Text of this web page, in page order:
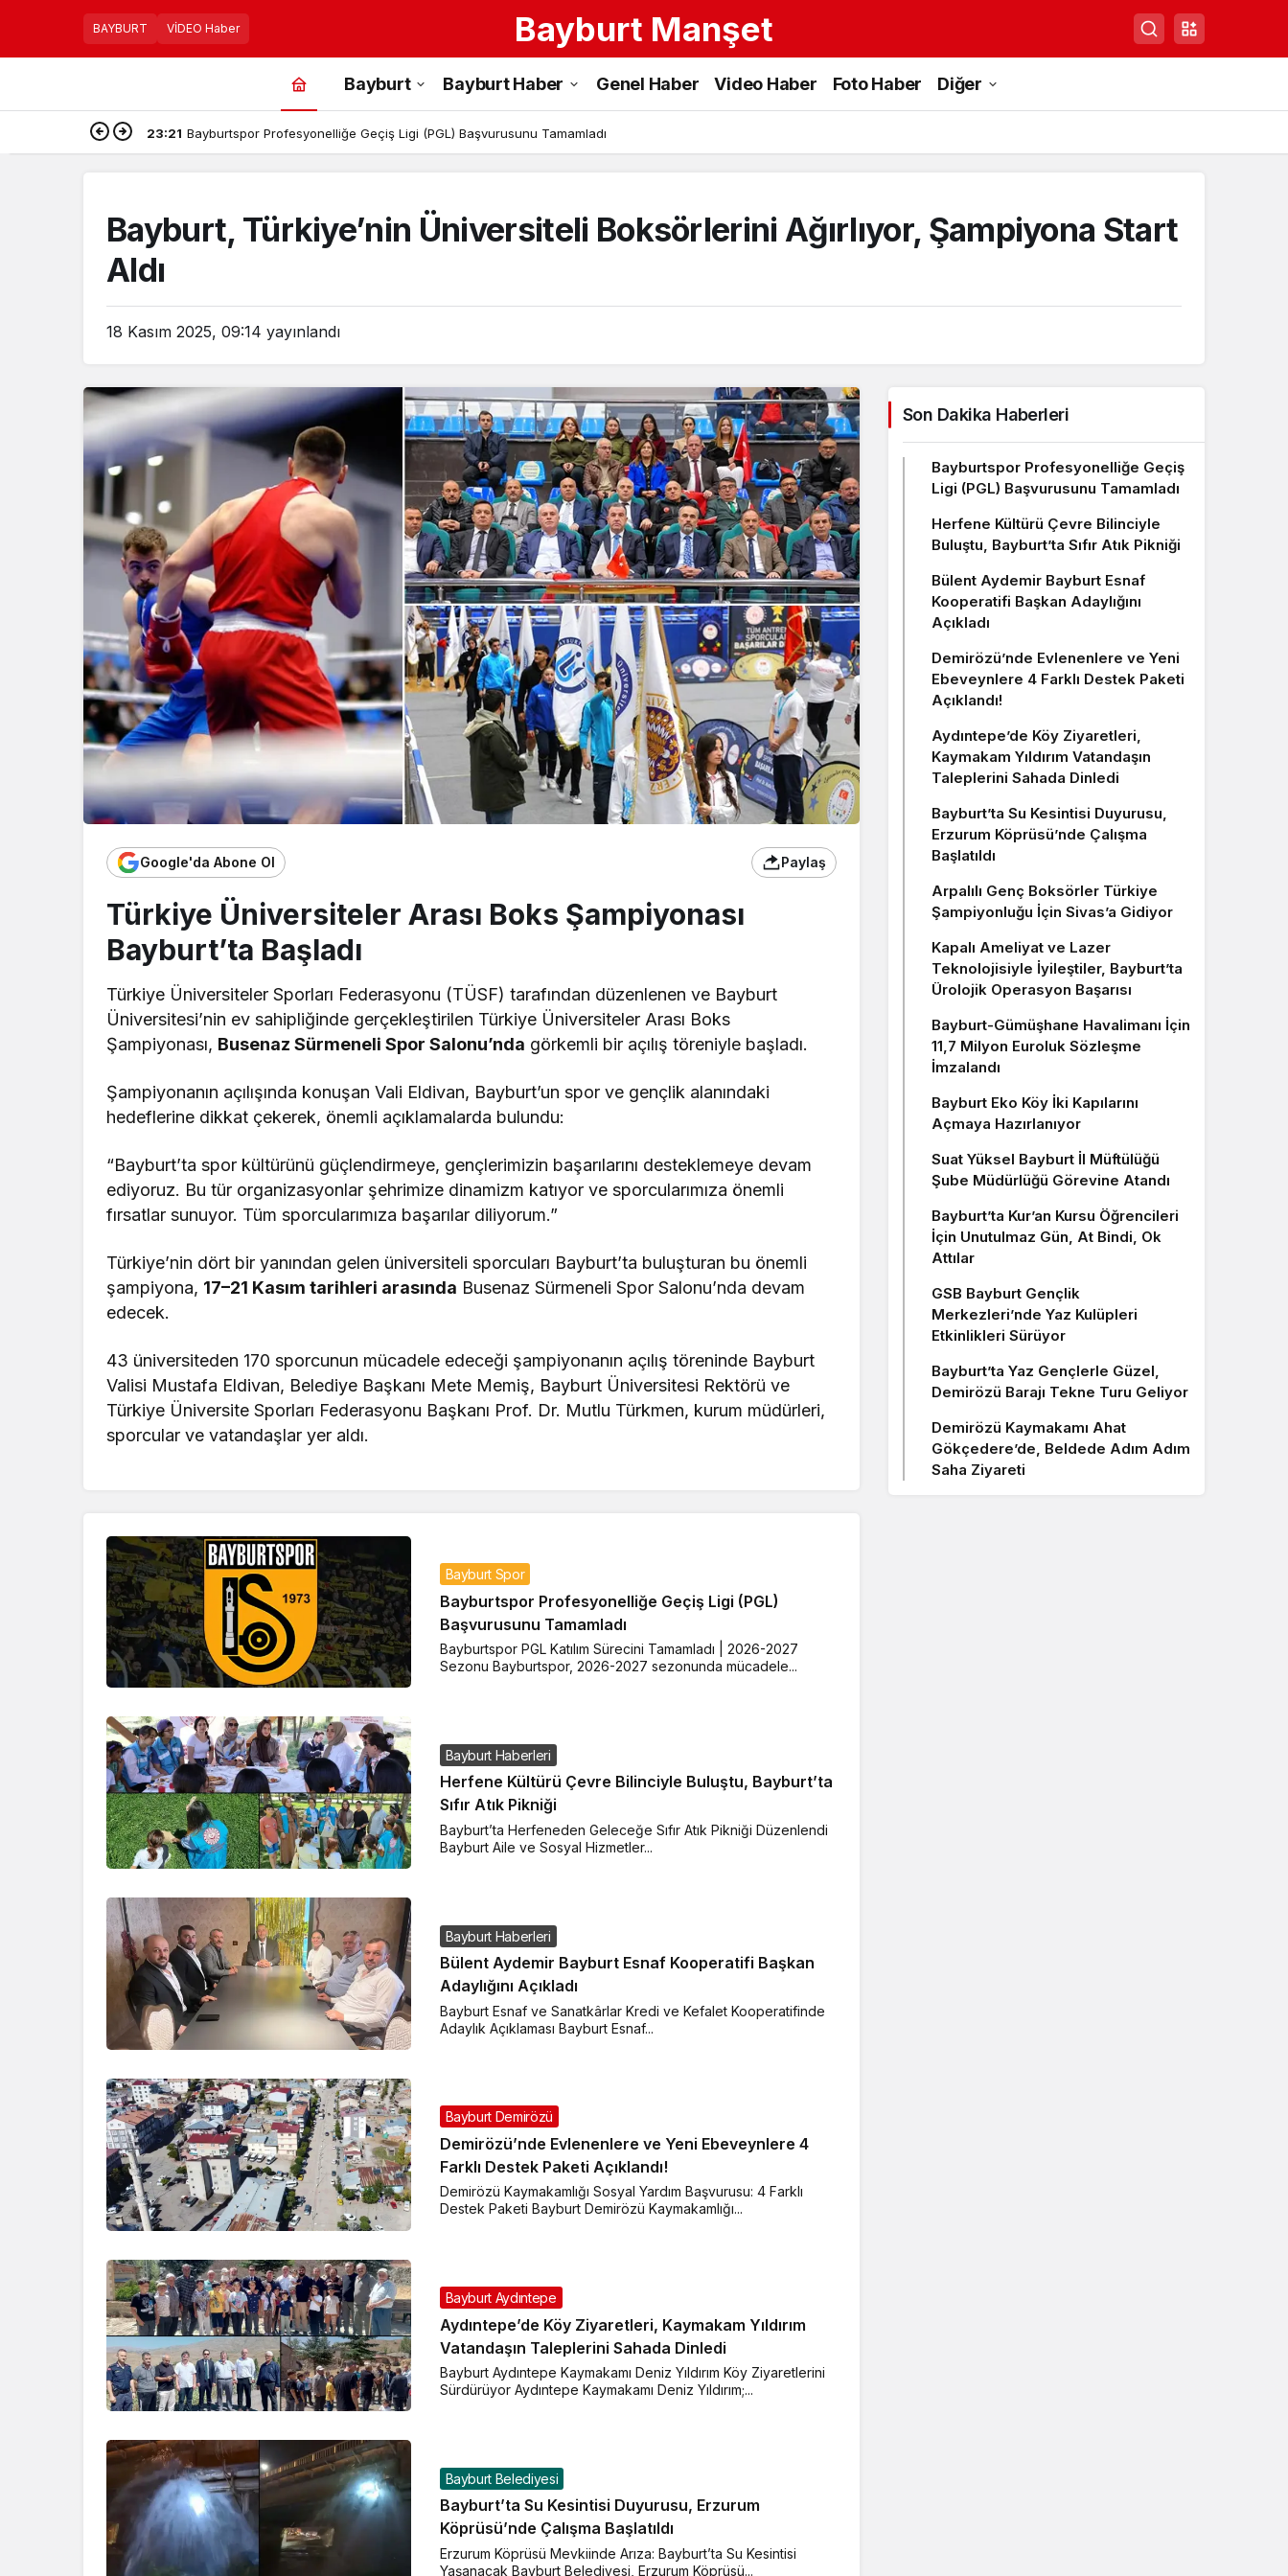
BAYBURT VİDEO Haber Bayburt Manşet
Bayburt Bayburt Haber Genel Haber Video Haber Foto Haber Diğer
23:21 Bayburtspor Profesyonelliğe Geçiş Ligi (PGL) Başvurusunu Tamamladı
Bayburt, Türkiye’nin Üniversiteli Boksörlerini Ağırlıyor, Şampiyona Start
Aldı
18 Kasım 2025, 09:14 yayınlandı
Google'da Abone Ol Paylaş
Türkiye Üniversiteler Arası Boks Şampiyonası
Bayburt’ta Başladı
Türkiye Üniversiteler Sporları Federasyonu (TÜSF) tarafından düzenlenen ve Bayburt
Üniversitesi’nin ev sahipliğinde gerçekleştirilen Türkiye Üniversiteler Arası Boks
Şampiyonası, Busenaz Sürmeneli Spor Salonu’nda görkemli bir açılış töreniyle başladı.
Şampiyonanın açılışında konuşan Vali Eldivan, Bayburt’un spor ve gençlik alanındaki
hedeflerine dikkat çekerek, önemli açıklamalarda bulundu:
“Bayburt’ta spor kültürünü güçlendirmeye, gençlerimizin başarılarını desteklemeye devam
ediyoruz. Bu tür organizasyonlar şehrimize dinamizm katıyor ve sporcularımıza önemli
fırsatlar sunuyor. Tüm sporcularımıza başarılar diliyorum.”
Türkiye’nin dört bir yanından gelen üniversiteli sporcuları Bayburt’ta buluşturan bu önemli
şampiyona, 17–21 Kasım tarihleri arasında Busenaz Sürmeneli Spor Salonu’nda devam
edecek.
43 üniversiteden 170 sporcunun mücadele edeceği şampiyonanın açılış töreninde Bayburt
Valisi Mustafa Eldivan, Belediye Başkanı Mete Memiş, Bayburt Üniversitesi Rektörü ve
Türkiye Üniversite Sporları Federasyonu Başkanı Prof. Dr. Mutlu Türkmen, kurum müdürleri,
sporcular ve vatandaşlar yer aldı.
Bayburt Spor
Bayburtspor Profesyonelliğe Geçiş Ligi (PGL)
Başvurusunu Tamamladı
Bayburtspor PGL Katılım Sürecini Tamamladı | 2026-2027
Sezonu Bayburtspor, 2026-2027 sezonunda mücadele...
Bayburt Haberleri
Herfene Kültürü Çevre Bilinciyle Buluştu, Bayburt’ta
Sıfır Atık Pikniği
Bayburt’ta Herfeneden Geleceğe Sıfır Atık Pikniği Düzenlendi
Bayburt Aile ve Sosyal Hizmetler...
Bayburt Haberleri
Bülent Aydemir Bayburt Esnaf Kooperatifi Başkan
Adaylığını Açıkladı
Bayburt Esnaf ve Sanatkârlar Kredi ve Kefalet Kooperatifinde
Adaylık Açıklaması Bayburt Esnaf...
Bayburt Demirözü
Demirözü’nde Evlenenlere ve Yeni Ebeveynlere 4
Farklı Destek Paketi Açıklandı!
Demirözü Kaymakamlığı Sosyal Yardım Başvurusu: 4 Farklı
Destek Paketi Bayburt Demirözü Kaymakamlığı...
Bayburt Aydıntepe
Aydıntepe’de Köy Ziyaretleri, Kaymakam Yıldırım
Vatandaşın Taleplerini Sahada Dinledi
Bayburt Aydıntepe Kaymakamı Deniz Yıldırım Köy Ziyaretlerini
Sürdürüyor Aydıntepe Kaymakamı Deniz Yıldırım;...
Bayburt Belediyesi
Bayburt’ta Su Kesintisi Duyurusu, Erzurum
Köprüsü’nde Çalışma Başlatıldı
Erzurum Köprüsü Mevkiinde Arıza: Bayburt’ta Su Kesintisi
Yaşanacak Bayburt Belediyesi, Erzurum Köprüsü...
Son Dakika Haberleri
Bayburtspor Profesyonelliğe Geçiş
Ligi (PGL) Başvurusunu Tamamladı
Herfene Kültürü Çevre Bilinciyle
Buluştu, Bayburt’ta Sıfır Atık Pikniği
Bülent Aydemir Bayburt Esnaf
Kooperatifi Başkan Adaylığını
Açıkladı
Demirözü’nde Evlenenlere ve Yeni
Ebeveynlere 4 Farklı Destek Paketi
Açıklandı!
Aydıntepe’de Köy Ziyaretleri,
Kaymakam Yıldırım Vatandaşın
Taleplerini Sahada Dinledi
Bayburt’ta Su Kesintisi Duyurusu,
Erzurum Köprüsü’nde Çalışma
Başlatıldı
Arpalılı Genç Boksörler Türkiye
Şampiyonluğu İçin Sivas’a Gidiyor
Kapalı Ameliyat ve Lazer
Teknolojisiyle İyileştiler, Bayburt’ta
Ürolojik Operasyon Başarısı
Bayburt-Gümüşhane Havalimanı İçin
11,7 Milyon Euroluk Sözleşme
İmzalandı
Bayburt Eko Köy İki Kapılarını
Açmaya Hazırlanıyor
Suat Yüksel Bayburt İl Müftülüğü
Şube Müdürlüğü Görevine Atandı
Bayburt’ta Kur’an Kursu Öğrencileri
İçin Unutulmaz Gün, At Bindi, Ok
Attılar
GSB Bayburt Gençlik
Merkezleri’nde Yaz Kulüpleri
Etkinlikleri Sürüyor
Bayburt’ta Yaz Gençlerle Güzel,
Demirözü Barajı Tekne Turu Geliyor
Demirözü Kaymakamı Ahat
Gökçedere’de, Beldede Adım Adım
Saha Ziyareti